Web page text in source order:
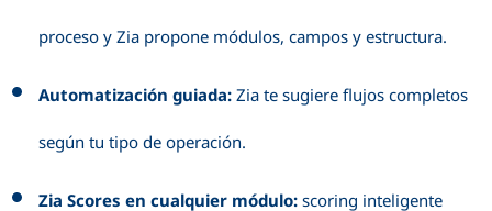
proceso y Zia propone módulos, campos y estructura.
Automatización guiada: Zia te sugiere flujos completos
según tu tipo de operación.
Zia Scores en cualquier módulo: scoring inteligente